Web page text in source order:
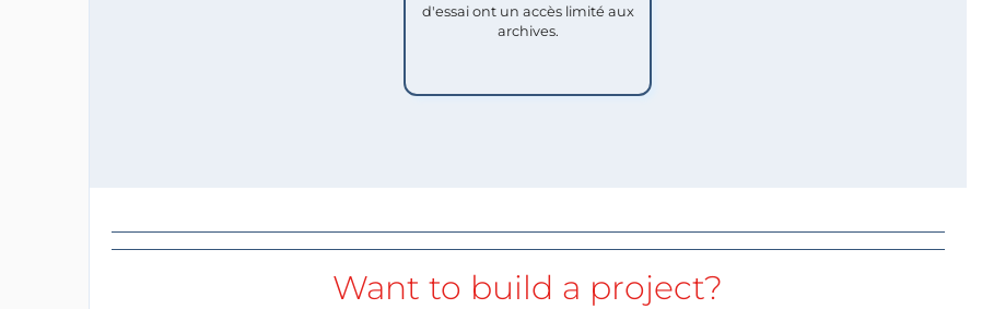
d'essai ont un accès limité aux
archives.
Want to build a project?